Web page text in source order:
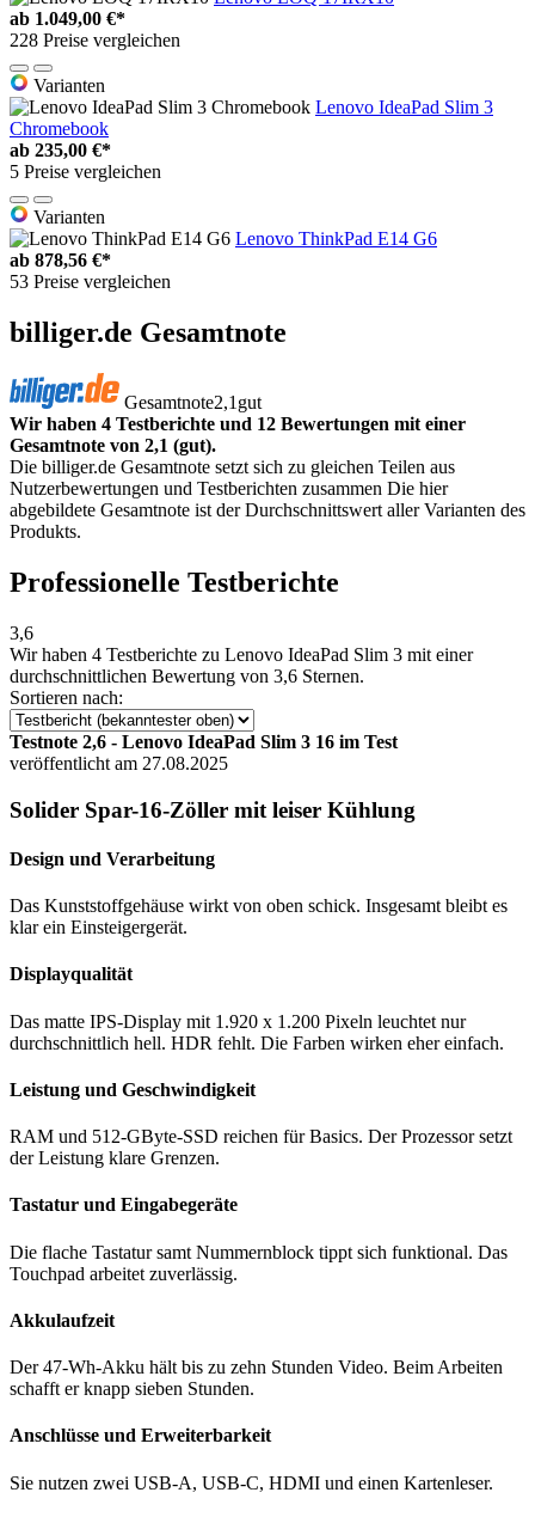
ab 1.049,00 €*
228 Preise vergleichen
Varianten
Lenovo IdeaPad Slim 3
Chromebook
ab 235,00 €*
5 Preise vergleichen
Varianten
Lenovo ThinkPad E14 G6
ab 878,56 €*
53 Preise vergleichen
billiger.de Gesamtnote
Gesamtnote2,1 gut
Wir haben 4 Testberichte und 12 Bewertungen mit einer
Gesamtnote von 2,1 (gut).
Die billiger.de Gesamtnote setzt sich zu gleichen Teilen aus
Nutzerbewertungen und Testberichten zusammen Die hier
abgebildete Gesamtnote ist der Durchschnittswert aller Varianten des
Produkts.
Professionelle Testberichte
3,6
Wir haben 4 Testberichte zu Lenovo IdeaPad Slim 3 mit einer
durchschnittlichen Bewertung von 3,6 Sternen.
Sortieren nach:
Testnote 2,6 - Lenovo IdeaPad Slim 3 16 im Test
veröffentlicht am 27.08.2025
Solider Spar-16-Zöller mit leiser Kühlung
Design und Verarbeitung
Das Kunststoffgehäuse wirkt von oben schick. Insgesamt bleibt es
klar ein Einsteigergerät.
Displayqualität
Das matte IPS-Display mit 1.920 x 1.200 Pixeln leuchtet nur
durchschnittlich hell. HDR fehlt. Die Farben wirken eher einfach.
Leistung und Geschwindigkeit
RAM und 512-GByte-SSD reichen für Basics. Der Prozessor setzt
der Leistung klare Grenzen.
Tastatur und Eingabegeräte
Die flache Tastatur samt Nummernblock tippt sich funktional. Das
Touchpad arbeitet zuverlässig.
Akkulaufzeit
Der 47-Wh-Akku hält bis zu zehn Stunden Video. Beim Arbeiten
schafft er knapp sieben Stunden.
Anschlüsse und Erweiterbarkeit
Sie nutzen zwei USB-A, USB-C, HDMI und einen Kartenleser.